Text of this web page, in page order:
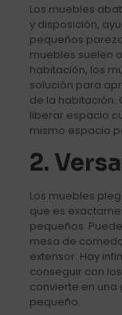
Los muebles
y disposición,
pequeños
muebles suelen
habitación, los
solución para
de la habitación.
liberar espacio
mismo espacio
2.
Los muebles
que es
pequeños.
mesa de
extensor. Hay
conseguir con
convierte en
pequeño.